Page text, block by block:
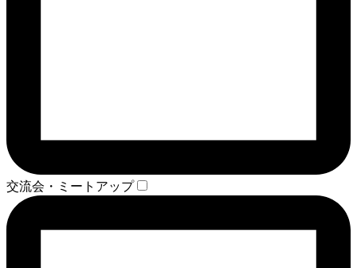
交流会・ミートアップ